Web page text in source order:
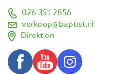
026 351 2856
verkoop@baptist.nl
Direktion